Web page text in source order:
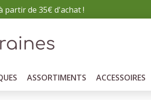
partir de 35€ d'achat !
ASSORTIMENTS ACCESSOIRES